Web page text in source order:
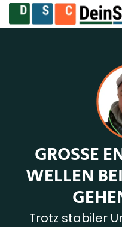
GROSSE
ELLEN BEI
Trotz stabiler